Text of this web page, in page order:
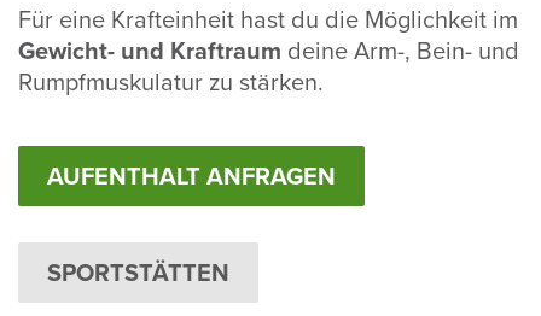
Für eine Kraft­ein­heit hast du die Möglich­keit im
Gewicht- und Kraft­raum deine Arm-, Bein- und
Rumpf­mus­ku­latur zu stärken.
AUFENTHALT ANFRAGEN
SPORTSTÄTTEN